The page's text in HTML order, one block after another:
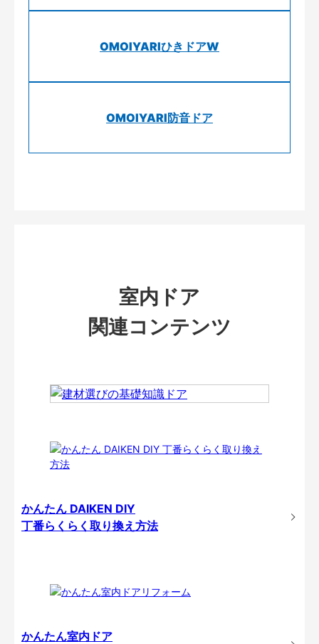
OMOIYARIひきドアW
OMOIYARI防音ドア
室内ドア
関連コンテンツ
かんたん DAIKEN DIY
丁番らくらく取り換え方法
かんたん室内ドア